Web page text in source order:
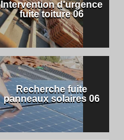
Intervention d'urgence
fuite toiture 06
Recherche fuite
panneaux solaires 06